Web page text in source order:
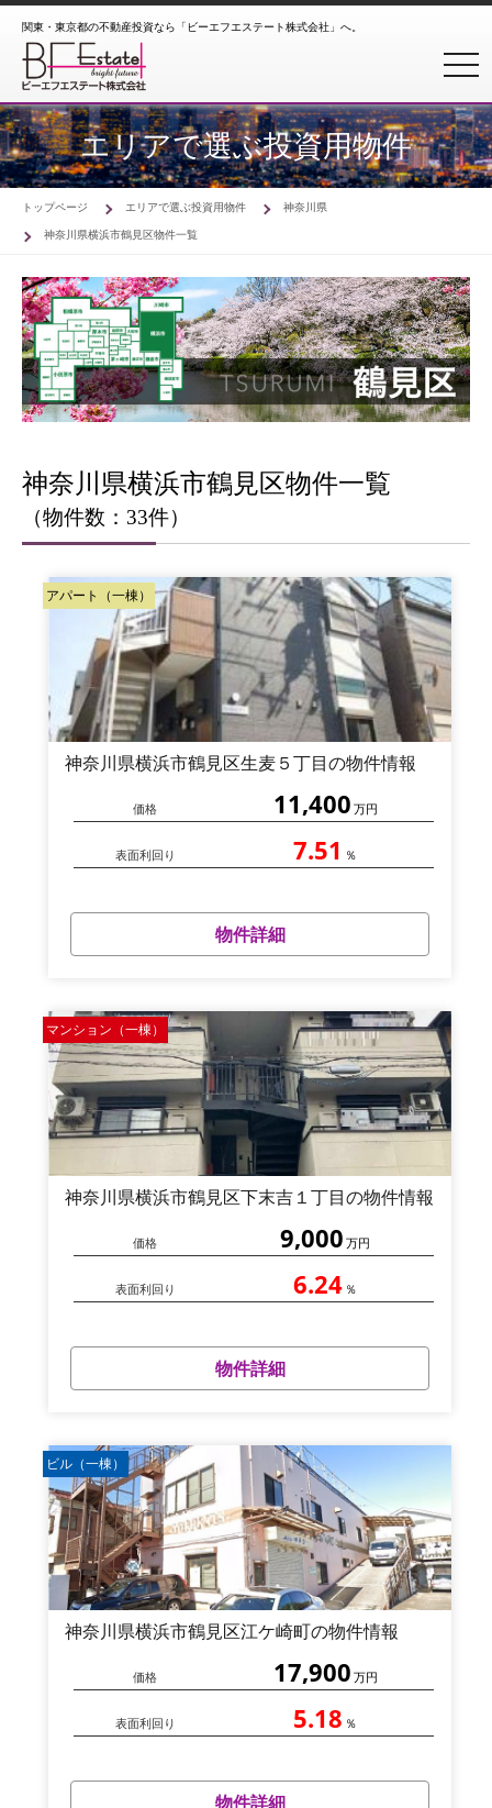
関東・東京都の不動産投資なら「ビーエフエステート株式会社」へ。
エリアで選ぶ投資用物件
トップページ エリアで選ぶ投資用物件
神奈川県
神奈川県横浜市鶴見区物件一覧
神奈川県横浜市鶴見区物件一覧
（物件数：33件）
アパート（一棟）
神奈川県横浜市鶴見区生麦５丁目の物件情報
価格 11,400 万円
表面利回り 7.51 ％
物件詳細
マンション（一棟）
神奈川県横浜市鶴見区下末吉１丁目の物件情報
価格 9,000 万円
表面利回り 6.24 ％
物件詳細
ビル（一棟）
神奈川県横浜市鶴見区江ケ崎町の物件情報
価格 17,900 万円
表面利回り 5.18 ％
物件詳細